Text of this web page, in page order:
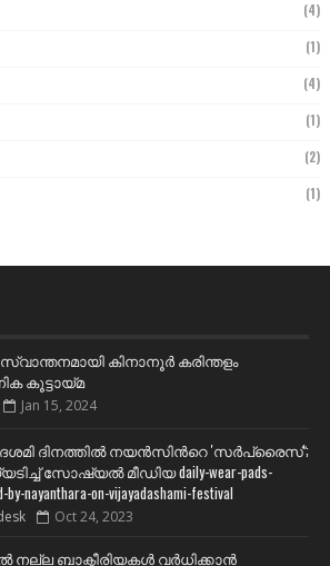
(4)
(1)
(4)
(1)
(2)
(1)
കിനാനൂർ കരിന്തളം
കൂട്ടായ്മ
Jan 15, 2024
ദിനത്തില്‍ നയന്‍സിന്‍റെ 'സര്‍പ്രൈസ്';
സോഷ്യല്‍ മീഡിയ daily-wear-pads-
by-nayanthara-on-vijayadashami-festival
Oct 24, 2023
നല്ല ബാക്ടീരിയകൾ വര്‍ധിക്കാന്‍